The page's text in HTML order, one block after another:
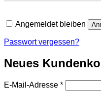
Angemeldet bleiben
Passwort vergessen?
Neues
E-Mail-Adresse *Erforderlich